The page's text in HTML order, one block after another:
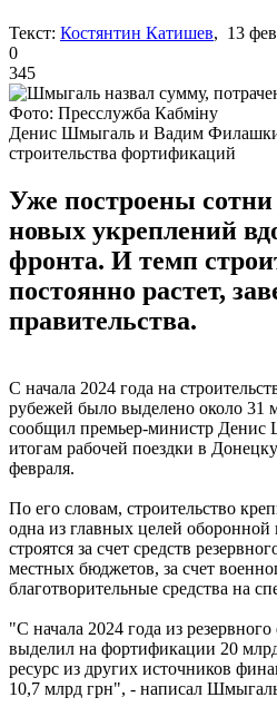
Текст: Костянтин Катишев, 13
0
345
Фото: Пресслужба Кабміну
Денис Шмыгаль и Вадим
строительства фортификаций
Уже построены
новых укреплений
фронта. И темп
постоянно растет,
правительства.
С начала 2024 года на
рубежей было выделено около 31
сообщил премьер-министр Денис
итогам рабочей поездки в
февраля.
По его словам, строительство
одна из главных целей
строятся за счет средств
местных бюджетов, за счет
благотворительные средства на
"С начала 2024 года из
выделил на фортификации 20
ресурс из других источников
10,7 млрд грн", - написал